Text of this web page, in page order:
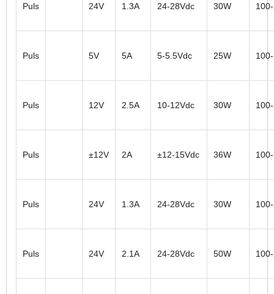
Puls 24V 1.3A 24-28Vdc 30W
Puls 5V 5A 5-5.5Vdc 25W
Puls 12V 2.5A 10-12Vdc 30W
Puls ±12V 2A ±12-15Vdc 36W
Puls 24V 1.3A 24-28Vdc 30W
Puls 24V 2.1A 24-28Vdc 50W